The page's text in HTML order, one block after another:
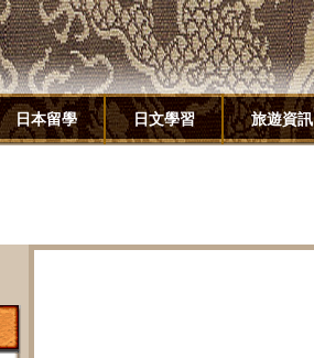
日本留學 日文學習 旅遊資訊